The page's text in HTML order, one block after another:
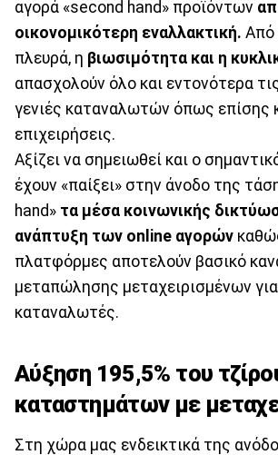
αγορά «second hand» προϊόντων
οικονομικότερη εναλλακτική. Από
πλευρά, η βιωσιμότητα και η
απασχολούν όλο και εντονότερα
γενιές καταναλωτών όπως επίσης
επιχειρήσεις.
Αξίζει να σημειωθεί και ο
έχουν «παίξει» στην άνοδο της
hand» τα μέσα κοινωνικής
ανάπτυξη των online αγορών
πλατφόρμες αποτελούν βασικό
μεταπώλησης μεταχειρισμένων
καταναλωτές.
Αύξηση 195,5% του
καταστημάτων με
Στη χώρα μας ενδεικτικά της